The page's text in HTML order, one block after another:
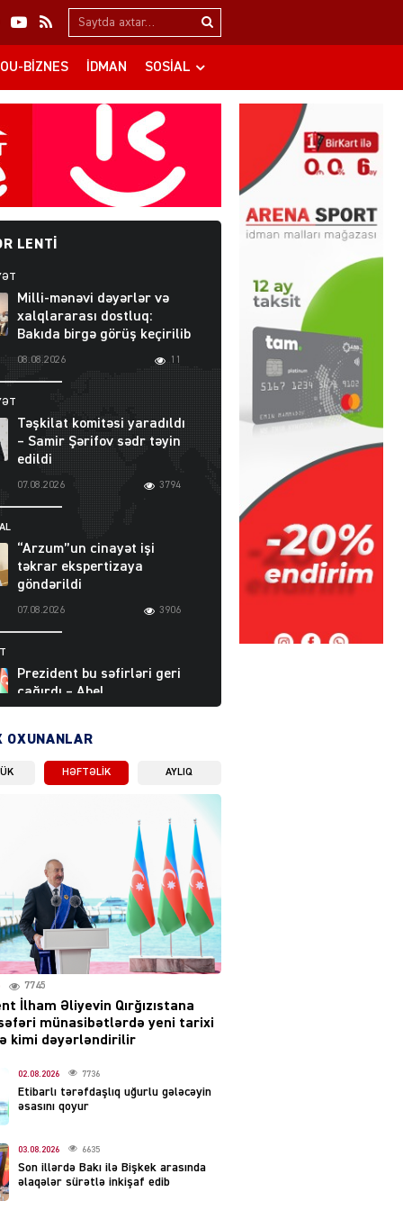
Search…
BIZNES İDMAN SOSIAL
LENTI
Milli-mənəvi dəyərlər və
xalqlararası dostluq:
Bakıda birgə görüş keçirilib
08.08.2026 11
Təşkilat komitəsi yaradıldı
– Samir Şərifov sədr təyin
edildi
07.08.2026 3794
“Arzum”un cinayət işi
təkrar ekspertizaya
göndərildi
07.08.2026 3906
Prezident bu səfirləri geri
çağırdı – Abel
Məhərrəmovun oğlu da var
07.08.2026
5493
Rusiya-Ukrayna
münaqişəsinin həllində
irəliləyiş var – Tramp
07.08.2026 5504
Prezident 2 fərman
imzaladı
07.08.2026
“Tramp yolu”na HƏMLƏ –
REAKSİYA
OXUNANLAR
HƏFTƏLIK AYLIQ
7745
İlham Əliyevin Qırğızıstana
münasibətlərdə yeni tarixi
kimi dəyərləndirilir
02.08.2026 7736
Etibarlı tərəfdaşlıq uğurlu gələcəyin
əsasını qoyur
03.08.2026 6635
Son illərdə Bakı ilə Bişkek arasında
əlaqələr sürətlə inkişaf edib